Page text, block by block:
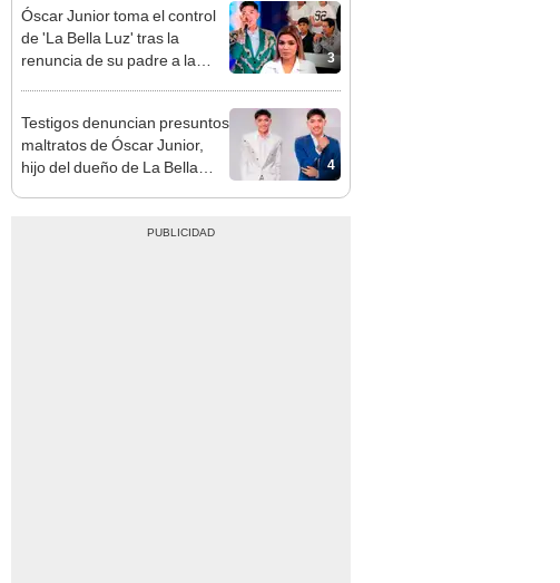
3
Óscar Junior toma el control
de 'La Bella Luz' tras la
renuncia de su padre a la
4
Testigos denuncian presuntos
maltratos de Óscar Junior,
hijo del dueño de La Bella